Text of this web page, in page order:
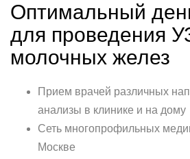
Оптимальный
для проведения
молочных желез
Прием врачей различных
анализы в клинике и на дому
Сеть многопрофильных
Москве